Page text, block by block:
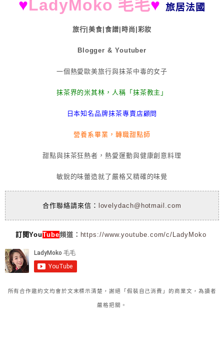
♥LadyMoko 毛毛♥ 旅居法國
旅行|美食|食譜|時尚|彩妝
Blogger & Youtuber
一個熱愛歐美旅行與抹茶中毒的女子
抹茶界的米其林，人稱「抹茶教主」
日本知名品牌抹茶專賣店顧問
營養系畢業，轉職甜點師
甜點與抹茶狂熱者，熱愛運動與健康創意料理
敏銳的味蕾造就了嚴格又精確的味覺
合作聯絡請來信： lovelydach@hotmail.com
訂閱YouTube頻道： https://www.youtube.com/c/LadyMoko
所有合作邀約文均會於文末標示清楚，謝絕「假裝自己消費」的商業文，為讀者
嚴格把關。